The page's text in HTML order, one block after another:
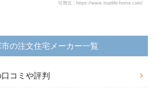
引用元：https://www.truelife-home.com/
市の注文住宅メーカー一覧
コミや評判